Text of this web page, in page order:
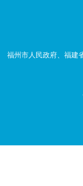
福州市人民政府、福建